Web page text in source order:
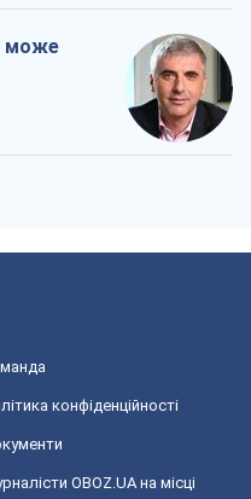
може
конфіденційності
OBOZ.UA на місці